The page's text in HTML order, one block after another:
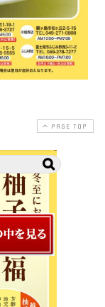
PAGE TOP